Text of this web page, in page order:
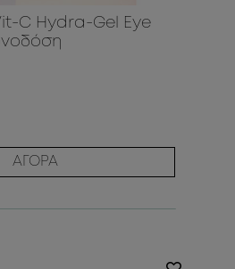
C Hydra-Gel Eye
ΑΓΟΡΑ